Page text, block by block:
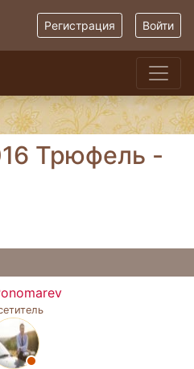
Регистрация Войти
Трюфель -